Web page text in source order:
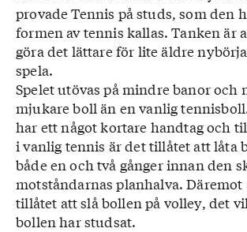
provade Tennis på studs, som den
formen av tennis kallas. Tanken är
göra det lättare för lite äldre
spela.
Spelet utövas på mindre banor och
mjukare boll än en vanlig
har ett något kortare handtag och
i vanlig tennis är det tillåtet att låta
både en och två gånger innan den
motståndarnas planhalva.
tillåtet att slå bollen på volley, det
bollen har studsat.